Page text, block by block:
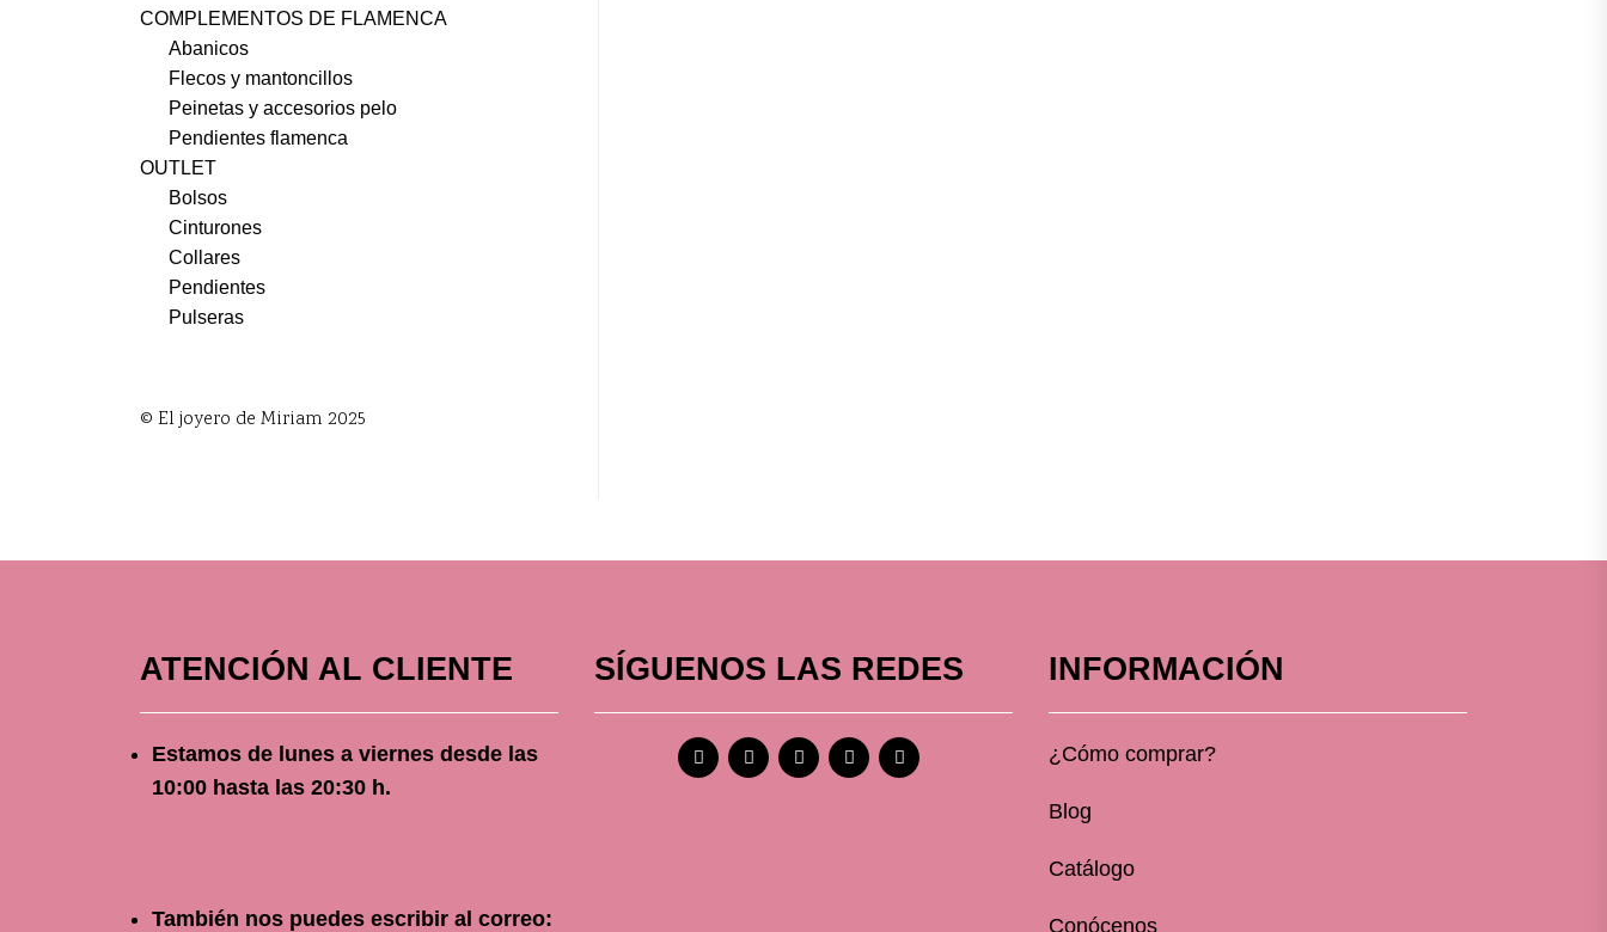
COMPLEMENTOS DE FLAMENCA
Abanicos
Flecos y mantoncillos
Peinetas y accesorios pelo
Pendientes flamenca
OUTLET
Bolsos
Cinturones
Collares
Pendientes
Pulseras
© El joyero de Miriam 2025
ATENCIÓN AL CLIENTE
Estamos de lunes a viernes desde las
10:00 hasta las 20:30 h.
También nos puedes escribir al correo:
SÍGUENOS LAS REDES INFORMACIÓN
¿Cómo comprar?
Blog
Catálogo
Conócenos